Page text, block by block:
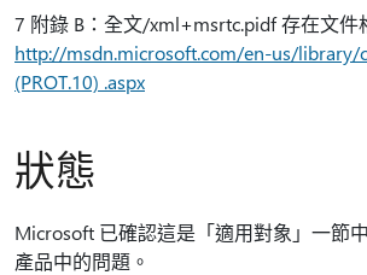
7 附錄 B：全文/xml+msrtc.pidf 存在文件
http://msdn.microsoft.com/en-us/library/
(PROT.10) .aspx
狀態
Microsoft 已確認這是「適用對象」一節
產品中的問題。